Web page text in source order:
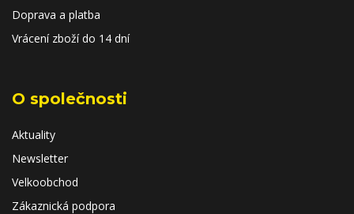
Doprava a platba
Vrácení zboží do 14 dní
O společnosti
Aktuality
Newsletter
Velkoobchod
Zákaznická podpora